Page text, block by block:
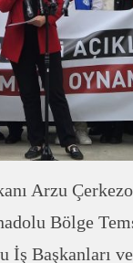
Arzu
Bölge
Başkanları